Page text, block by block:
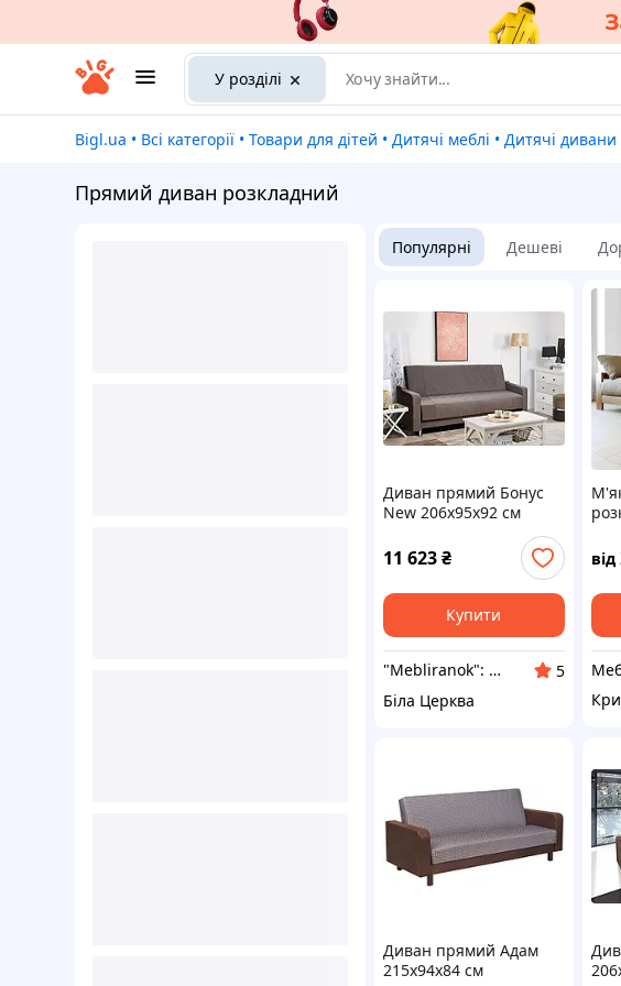
У розділі
Bigl.ua • Всі категорії • Товари для дітей • Дитячі меблі • Дитячі дивани та
Прямий диван розкладний
Популярні Дешеві
Диван прямий Бонус
New 206х95х92 см
розкладний диван
Прямий розкладний
диван
11 623₴
Купити
"Mebliranok": Виробник меблів для дому, офісу, салону
5
Біла Церква
офісу
від
Диван прямий Адам
215х94х84 см